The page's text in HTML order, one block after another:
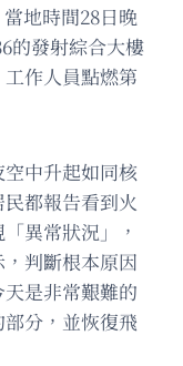
地時間28日晚
的發射綜合大樓
作人員點燃第
中升起如同核
都報告看到火
異常狀況」，
判斷根本原因
是非常艱難的
分，並恢復飛